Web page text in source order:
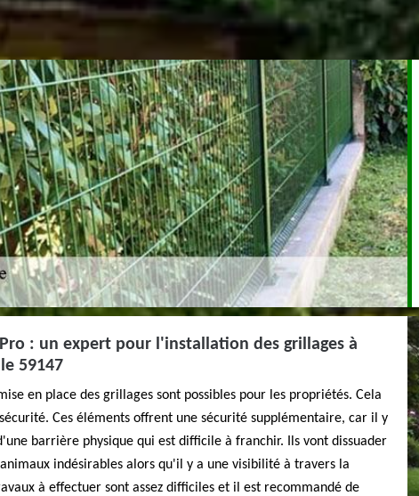
Pro : un expert pour l'installation des grillages à
59147
en place des grillages sont possibles pour les propriétés. Cela
Ces éléments offrent une sécurité supplémentaire, car il y
barrière physique qui est difficile à franchir. Ils vont dissuader
indésirables alors qu'il y a une visibilité à travers la
à effectuer sont assez difficiles et il est recommandé de